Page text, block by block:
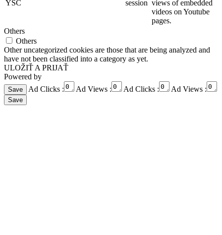
YSC session views of embedded
videos on Youtube
pages.
Others
Others
Other uncategorized cookies are those that are being analyzed and
have not been classified into a category as yet.
ULOŽIŤ A PRIJAŤ
Powered by
Ad Clicks :
Ad Views : Ad Clicks : Ad Views :